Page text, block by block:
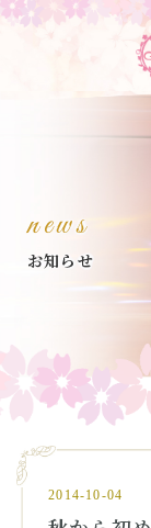
news
お知らせ
2014-10-04